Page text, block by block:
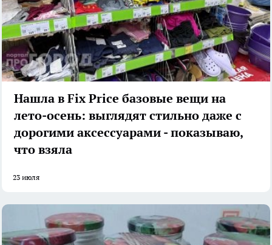
Нашла в Fix Price базовые вещи на
лето-осень: выглядят стильно даже с
дорогими аксессуарами - показываю,
что взяла
23 июля